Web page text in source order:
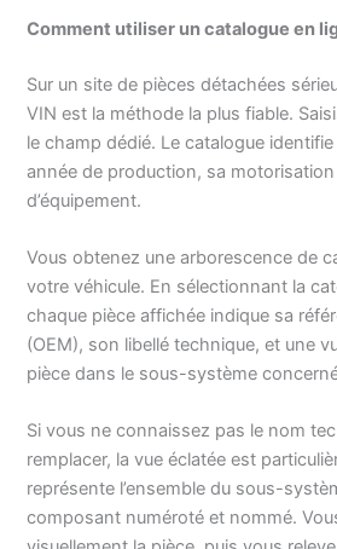
Comment utiliser un catalogue en
Sur un site de pièces détachées
VIN est la méthode la plus fiable.
le champ dédié. Le catalogue
année de production, sa
d’équipement.
Vous obtenez une arborescence de
votre véhicule. En sélectionnant la
chaque pièce affichée indique sa
(OEM), son libellé technique, et une
pièce dans le sous-système
Si vous ne connaissez pas le nom
remplacer, la vue éclatée est
représente l’ensemble du sous-
composant numéroté et nommé.